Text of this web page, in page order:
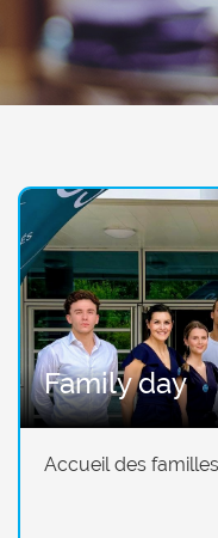
Family day
Accueil des